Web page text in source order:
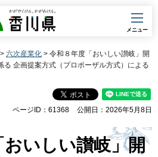
香川県
メニュー
> 六次産業化 > 令和８年度「おいしい讃岐」開
る 企画提案方式（プロポーザル方式）による
ページID：61368 公開日：2026年5月8日
おいしい讃岐」開